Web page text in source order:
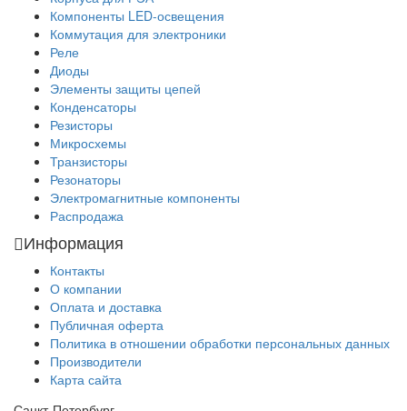
Компоненты LED-освещения
Коммутация для электроники
Реле
Диоды
Элементы защиты цепей
Конденсаторы
Резисторы
Микросхемы
Транзисторы
Резонаторы
Электромагнитные компоненты
Распродажа
Информация
Контакты
О компании
Оплата и доставка
Публичная оферта
Политика в отношении обработки персональных данных
Производители
Карта сайта